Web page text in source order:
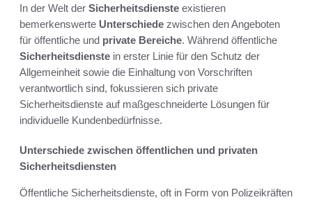
In der Welt der Sicherheitsdienste existieren
bemerkenswerte Unterschiede zwischen den Angeboten
für öffentliche und private Bereiche. Während öffentliche
Sicherheitsdienste in erster Linie für den Schutz der
Allgemeinheit sowie die Einhaltung von Vorschriften
verantwortlich sind, fokussieren sich private
Sicherheitsdienste auf maßgeschneiderte Lösungen für
individuelle Kundenbedürfnisse.
Unterschiede zwischen öffentlichen und privaten
Sicherheitsdiensten
Öffentliche Sicherheitsdienste, oft in Form von Polizeikräften